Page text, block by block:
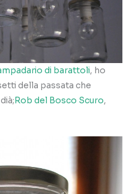
di barattoli, ho
della passata che
Rob del Bosco Scuro,